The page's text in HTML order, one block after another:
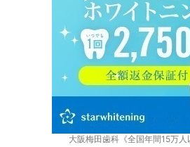
大阪梅田歯科《全国年間15万人